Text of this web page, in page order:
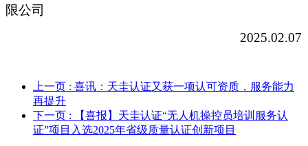
限公司
2025.02.07
上一页 : 喜讯：天圭认证又获一项认可资质，服务能力
再提升
下一页 : 【喜报】天圭认证“无人机操控员培训服务认
证”项目入选2025年省级质量认证创新项目